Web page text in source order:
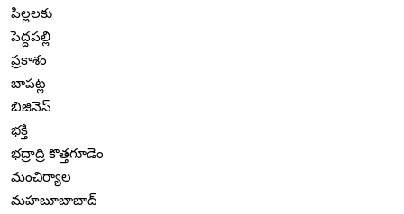
పిల్లలకు
పెద్దపల్లి
ప్రకాశం
బాపట్ల
బిజినెస్
భక్తి
భద్రాద్రి కొత్తగూడెం
మంచిర్యాల
మహబూబాబాద్